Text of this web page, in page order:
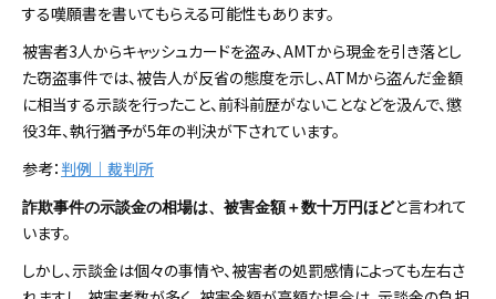
する嘆願書を書いてもらえる可能性もあります。
被害者3人からキャッシュカードを盗み、AMTから現金を引き落とし
た窃盗事件では、被告人が反省の態度を示し、ATMから盗んだ金額
に相当する示談を行ったこと、前科前歴がないことなどを汲んで、懲
役3年、執行猶予が5年の判決が下されています。
参考：判例｜裁判所
詐欺事件の示談金の相場は、被害金額＋数十万円ほどと言われて
います。
しかし、示談金は個々の事情や、被害者の処罰感情によっても左右さ